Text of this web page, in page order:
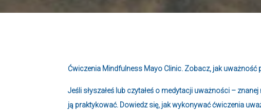
Ćwiczenia Mindfulness Mayo Clinic. Zobacz, jak uważność
Jeśli słyszałeś lub czytałeś o medytacji uważności –
ją praktykować. Dowiedz się, jak wykonywać ćwiczenia